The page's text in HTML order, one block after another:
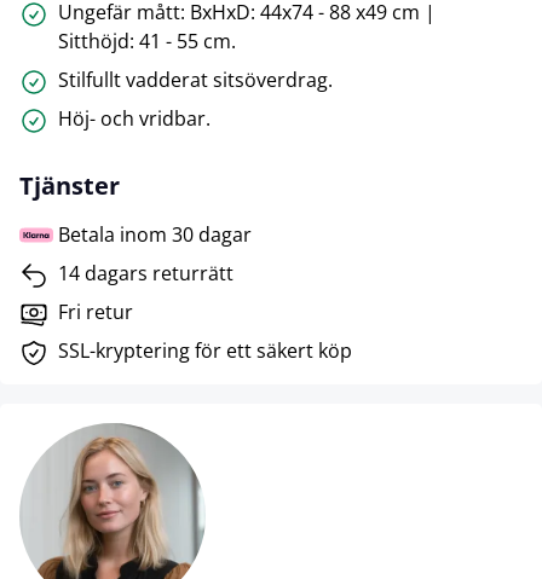
Ungefär mått: BxHxD: 44x74 - 88 x49 cm |
Sitthöjd: 41 - 55 cm.
Stilfullt vadderat sitsöverdrag.
Höj- och vridbar.
Tjänster
Betala inom 30 dagar
14 dagars returrätt
Fri retur
SSL-kryptering för ett säkert köp